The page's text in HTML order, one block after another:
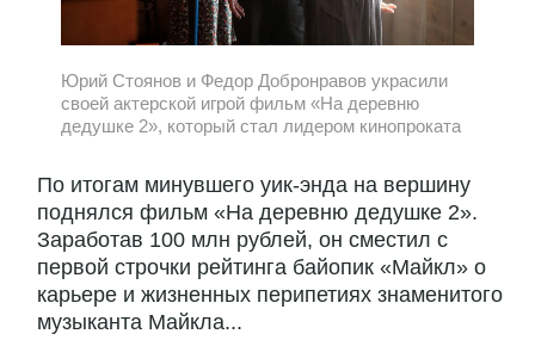
Юрий Стоянов и Федор Добронравов украсили
своей актерской игрой фильм «На деревню
дедушке 2», который стал лидером кинопроката
По итогам минувшего уик-энда на вершину
поднялся фильм «На деревню дедушке 2».
Заработав 100 млн рублей, он сместил с
первой строчки рейтинга байопик «Майкл» о
карьере и жизненных перипетиях знаменитого
музыканта Майкла...